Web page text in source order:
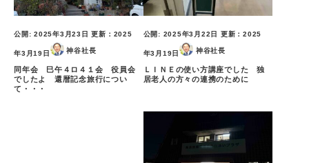
公開: 2025年3月23日 更新： 2025
年3月19日 神谷社長
同年会 巳午４ロ４１会 役員会
でしたよ 還暦記念旅行につい
て・・・
公開: 2025年3月22日 更新：2025
年3月19日 神谷社長
ＬＩＮＥの使い方講座でした 独
居老人の方々の連携のために